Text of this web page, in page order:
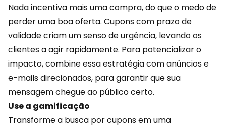
Nada incentiva mais uma compra, do que o medo de
perder uma boa oferta. Cupons com prazo de
validade criam um senso de urgência, levando os
clientes a agir rapidamente. Para potencializar o
impacto, combine essa estratégia com anúncios e
e-mails direcionados, para garantir que sua
mensagem chegue ao público certo.
Use a gamificação
Transforme a busca por cupons em uma